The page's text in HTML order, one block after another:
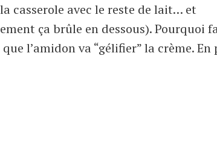
casserole avec le reste de lait… et
ça brûle en dessous). Pourquoi
l’amidon va “gélifier” la crème. En